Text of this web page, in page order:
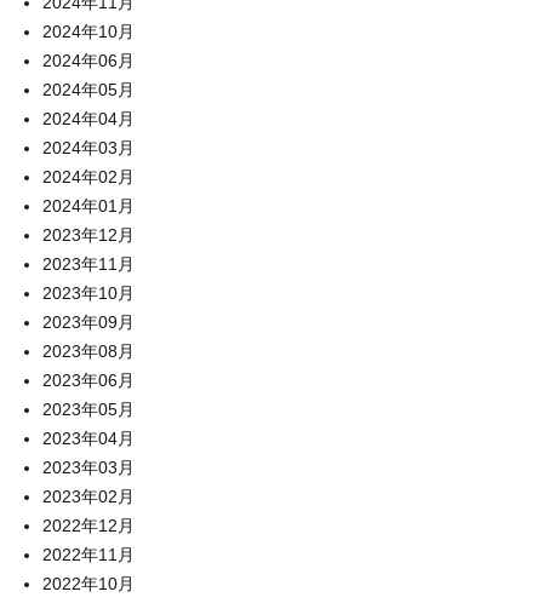
2024年10月
2024年06月
2024年05月
2024年04月
2024年03月
2024年02月
2024年01月
2023年12月
2023年11月
2023年10月
2023年09月
2023年08月
2023年06月
2023年05月
2023年04月
2023年03月
2023年02月
2022年12月
2022年11月
2022年10月